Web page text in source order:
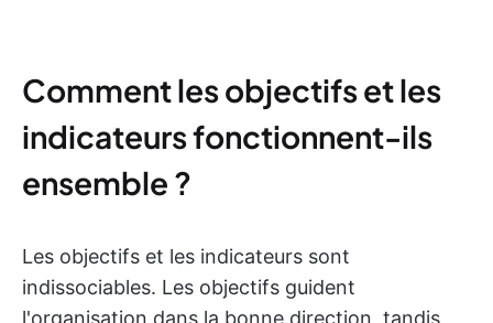
Comment les objectifs et les
indicateurs fonctionnent-ils
ensemble ?
Les objectifs et les indicateurs sont
indissociables. Les objectifs guident
l'organisation dans la bonne direction, tandis